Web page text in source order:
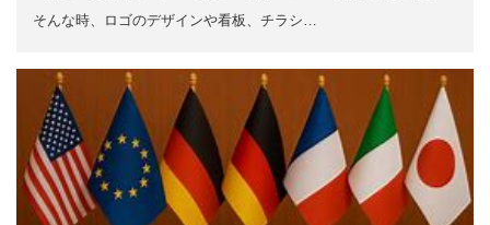
そんな時、ロゴのデザインや看板、チラシ…